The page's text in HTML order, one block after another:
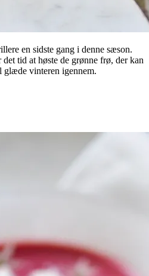
en sidste gang i denne sæson.
tid at høste de grønne frø, der kan
glæde vinteren igennem.